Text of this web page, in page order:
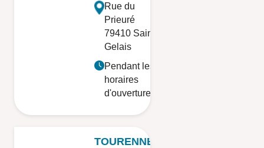
Rue du
Prieuré
79410 Saint-
Gelais
Pendant les
horaires
d'ouverture
TOURENNE